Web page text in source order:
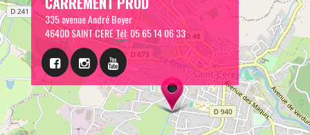
335 avenue André Boyer
46400 SAINT CERETél:05 65 14 06 33